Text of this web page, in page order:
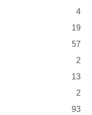
4
19
57
2
13
2
93